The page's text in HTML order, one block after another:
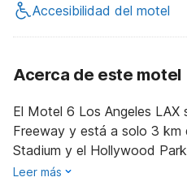
Accesibilidad del motel
Acerca de este motel
El Motel 6 Los Angeles
Freeway y está a solo 3 km
Stadium y el Hollywood
Leer más